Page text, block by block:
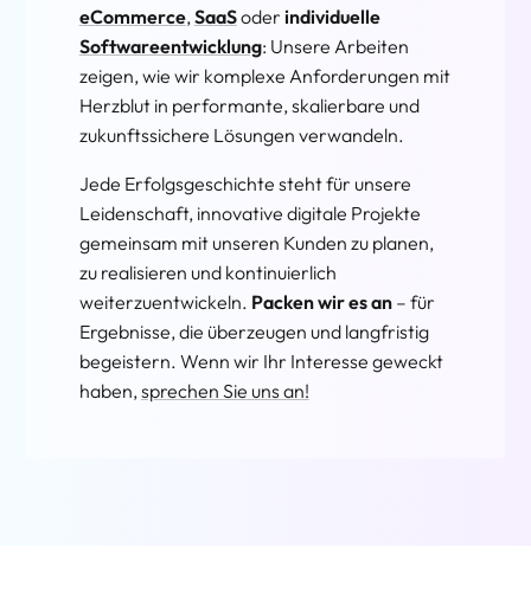
eCommerce, SaaSoder individuelle
Softwareentwicklung: Unsere Arbeiten
zeigen, wie wir komplexe Anforderungen mit
Herzblut in performante, skalierbare und
zukunftssichere Lösungen verwandeln.
Jede Erfolgsgeschichte steht für unsere
Leidenschaft, innovative digitale Projekte
gemeinsam mit unseren Kunden zu planen,
zu realisieren und kontinuierlich
weiterzuentwickeln. Packen wir es an– für
Ergebnisse, die überzeugen und langfristig
begeistern. Wenn wir Ihr Interesse geweckt
haben, sprechen Sie uns an!